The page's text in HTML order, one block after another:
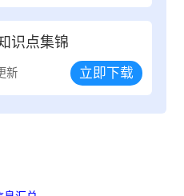
识点集锦
新 立即下载